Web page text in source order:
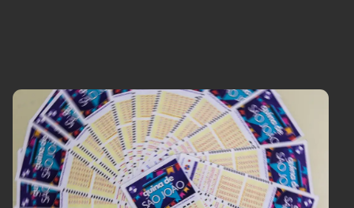
Agronegócios
Brasil
Brasil Mineral
Ciência &
Tecnologia
Cinema
Comportamento
Cultura
Economia
Educação
Infraestrutura
Internacional
Meio Ambiente
Podcast
Política
Saúde
Tempo